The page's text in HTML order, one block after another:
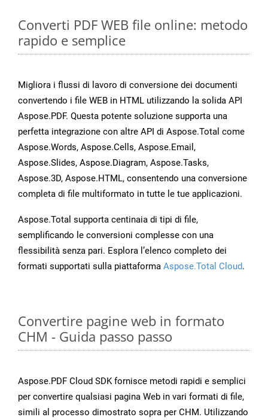
Converti PDF WEB file online: metodo
rapido e semplice
Migliora i flussi di lavoro di conversione dei documenti
convertendo i file WEB in HTML utilizzando la solida API
Aspose.PDF. Questa potente soluzione supporta una
perfetta integrazione con altre API di Aspose.Total come
Aspose.Words, Aspose.Cells, Aspose.Email,
Aspose.Slides, Aspose.Diagram, Aspose.Tasks,
Aspose.3D, Aspose.HTML, consentendo una conversione
completa di file multiformato in tutte le tue applicazioni.
Aspose.Total supporta centinaia di tipi di file,
semplificando le conversioni complesse con una
flessibilità senza pari. Esplora l’elenco completo dei
formati supportati sulla piattaforma Aspose.Total Cloud.
Convertire pagine web in formato
CHM - Guida passo passo
Aspose.PDF Cloud SDK fornisce metodi rapidi e semplici
per convertire qualsiasi pagina Web in vari formati di file,
simili al processo dimostrato sopra per CHM. Utilizzando